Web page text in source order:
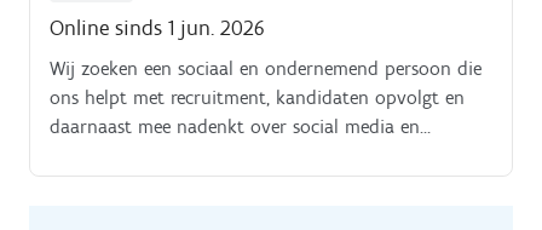
Online sinds 1 jun. 2026
Wij zoeken een sociaal en ondernemend persoon die
ons helpt met recruitment, kandidaten opvolgt en
daarnaast mee nadenkt over social media en